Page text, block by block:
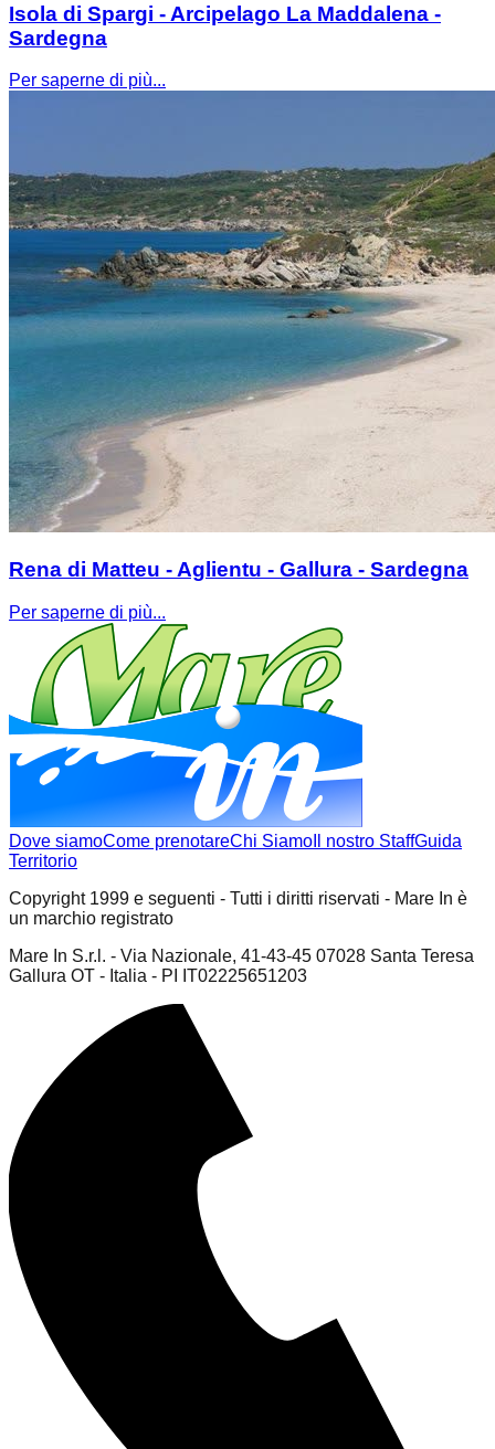
Isola di Spargi - Arcipelago La Maddalena -
Sardegna
Per saperne di più...
Rena di Matteu - Aglientu - Gallura - Sardegna
Per saperne di più...
Dove siamoCome prenotareChi Siamo Il nostro StaffGuida
Territorio
Copyright 1999 e seguenti - Tutti i diritti riservati - Mare In è
un marchio registrato
Mare In S.r.l. - Via Nazionale, 41-43-45 07028 Santa Teresa
Gallura OT - Italia - PI IT02225651203